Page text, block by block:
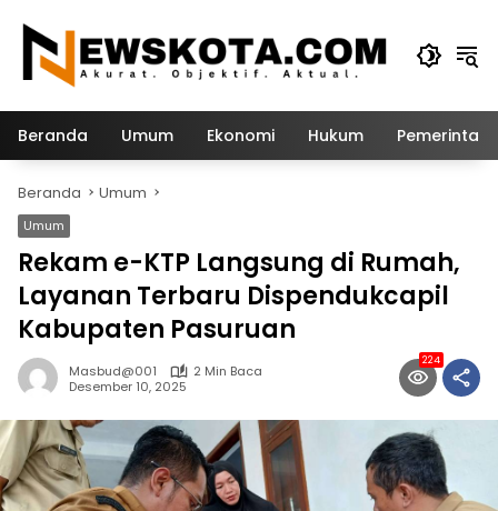
konten
Beranda Umum Ekonomi Hukum
Beranda Umum
Umum
Rekam e-KTP Langsung di Rumah,
Layanan Terbaru Dispendukcapil
Kabupaten Pasuruan
Masbud@001
2 Min Baca
Desember 10, 2025
224